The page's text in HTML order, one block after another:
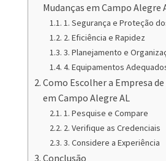
Mudanças em Campo Alegre
1. Segurança e Proteção
2. Eficiência e Rapidez
3. Planejamento e
4. Equipamentos
Como Escolher a Empresa
em Campo Alegre AL
1. Pesquise e Compare
2. Verifique as Credenciais
3. Considere a Experiência
Conclusão